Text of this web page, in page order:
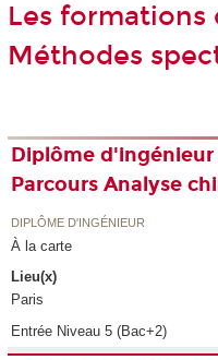
Les formations
Méthodes
Diplôme
Parcours Analyse
DIPLÔME D'INGÉNIEUR
À la carte
Lieu(x)
Paris
Entrée Niveau 5 (Bac+2)